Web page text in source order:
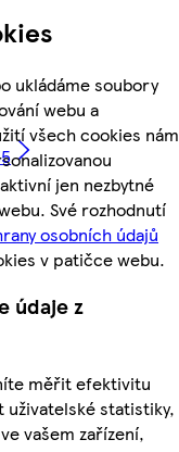
ukládáme soubory
webu a
všech cookies nám
jen nezbytné
Své rozhodnutí
osobních údajů
v patičce webu.
údaje z
měřit efektivitu
uživatelské statistiky,
vašem zařízení,